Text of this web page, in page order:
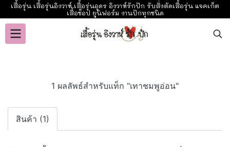
เสื้อรุ่น เสื้อรุ่นอิงวาห์ เสื้อรุ่นอุดร อิงวาห์รักปัก รับสั่งตัดเสื้อรุ่น แจคเก็ต
เสื้อช็อป ยูนิฟอร์ม งานปักทุกชนิด
1 ผลลัพธ์สำหรับแท็ก "เทาชมพูอ่อน"
สินค้า (1)